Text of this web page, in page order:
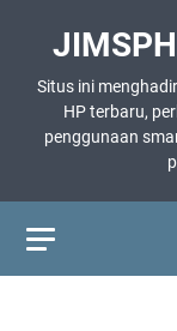
Situs ini
HP terbaru,
penggunaan